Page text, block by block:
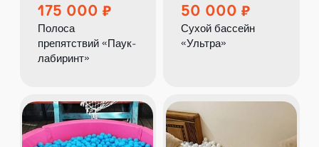
175 000
Полоса
препятствий «Паук-
лабиринт»
50 000
Сухой бассейн
«Ультра»